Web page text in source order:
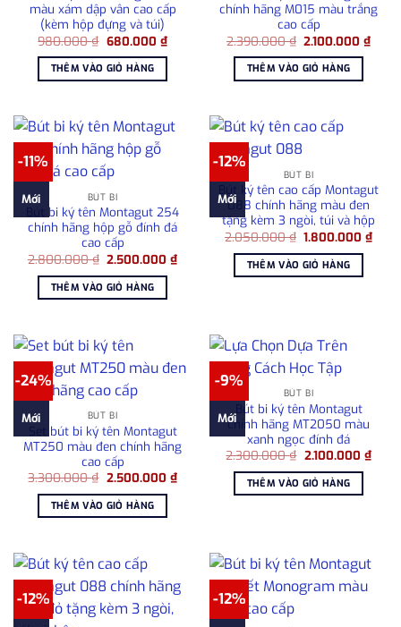
màu xám dập vân cao cấp
(kèm hộp đựng và túi)
980.000₫ Giá
là:
980.000 ₫.
680.000 ₫Giá
hiện
680.000 ₫.
THÊM VÀO GIỎ HÀNG
chính hãng M015 màu trắng
cao cấp
2.390.000₫ Giá
là:
2.390.000 ₫.
2.100.000₫Giá
hiện
THÊM VÀO GIỎ HÀNG
-11%
Mới BÚT BI
Bút bi ký tên Montagut 254
chính hãng hộp gỗ đính đá
cao cấp
2.800.000₫ Giá
là:
2.800.000 ₫.
2.500.000₫Giá
hiện
THÊM VÀO GIỎ HÀNG
-12%
Mới
BÚT BI
Bút ký tên cao cấp Montagut
088 chính hãng màu đen
tặng kèm 3 ngòi, túi và hộp
2.050.000₫ Giá
là:
2.050.000 ₫.
1.800.000₫Giá
hiện
THÊM VÀO GIỎ HÀNG
-24%
Mới BÚT BI
Set bút bi ký tên Montagut
MT250 màu đen chính hãng
cao cấp
3.300.000₫ Giá
là:
3.300.000 ₫.
2.500.000 ₫Giá
hiện
THÊM VÀO GIỎ HÀNG
-9%
Mới
BÚT BI
Bút bi ký tên Montagut
chính hãng MT2050 màu
xanh ngọc đính đá
2.300.000₫ Giá
là:
2.300.000 ₫.
2.100.000 ₫Giá
hiện
THÊM VÀO GIỎ HÀNG
-12% -12%